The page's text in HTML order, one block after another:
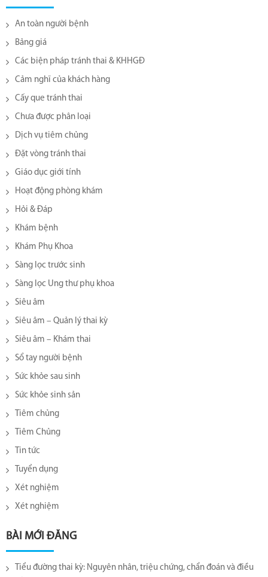
An toàn người bệnh
Bảng giá
Các biện pháp tránh thai & KHHGĐ
Cảm nghĩ của khách hàng
Cấy que tránh thai
Chưa được phân loại
Dịch vụ tiêm chủng
Đặt vòng tránh thai
Giáo dục giới tính
Hoạt động phòng khám
Hỏi & Đáp
Khám bệnh
Khám Phụ Khoa
Sàng lọc trước sinh
Sàng lọc Ung thư phụ khoa
Siêu âm
Siêu âm – Quản lý thai kỳ
Siêu âm – Khám thai
Sổ tay người bệnh
Sức khỏe sau sinh
Sức khỏe sinh sản
Tiêm chủng
Tiêm Chủng
Tin tức
Tuyển dụng
Xét nghiệm
Xét nghiệm
BÀI MỚI ĐĂNG
Tiểu đường thai kỳ: Nguyên nhân, triệu chứng, chẩn đoán và điều